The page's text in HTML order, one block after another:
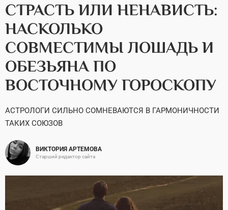
СТРАСТЬ ИЛИ НЕНАВИСТЬ:
НАСКОЛЬКО
СОВМЕСТИМЫ ЛОШАДЬ И
ОБЕЗЬЯНА ПО
ВОСТОЧНОМУ ГОРОСКОПУ
АСТРОЛОГИ СИЛЬНО СОМНЕВАЮТСЯ В ГАРМОНИЧНОСТИ
ТАКИХ СОЮЗОВ
ВИКТОРИЯ АРТЕМОВА
Старший редактор сайта